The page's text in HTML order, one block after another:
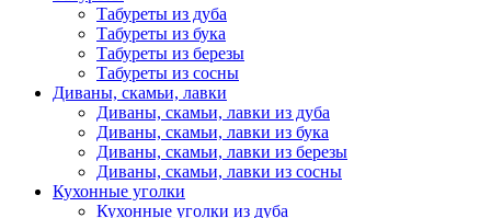
Табуреты из дуба
Табуреты из бука
Табуреты из березы
Табуреты из сосны
Диваны, скамьи, лавки
Диваны, скамьи, лавки из дуба
Диваны, скамьи, лавки из бука
Диваны, скамьи, лавки из березы
Диваны, скамьи, лавки из сосны
Кухонные уголки
Кухонные уголки из дуба